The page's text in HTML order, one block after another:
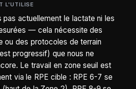
L'UTILISE
pas actuellement le lactate ni les
— cela nécessite des
ou des protocoles de terrain
progressif) que nous ne
Le travail en zone seuil est
via le RPE cible : RPE 6-7 se